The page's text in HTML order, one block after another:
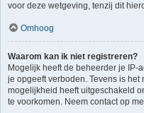
voor deze wetgeving, tenzij dit
Omhoog
Waarom kan ik niet registreren?
Mogelijk heeft de beheerder je IP-
je opgeeft verboden. Tevens is
mogelijkheid heeft uitgeschakeld
te voorkomen. Neem contact op